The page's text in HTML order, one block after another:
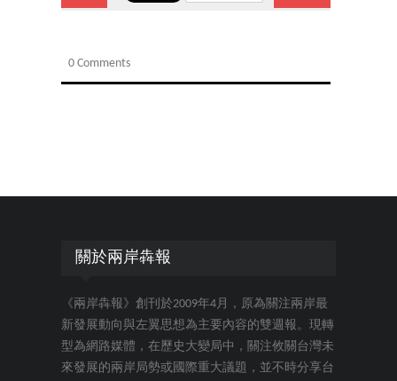
0 Comments
關於兩岸犇報
《兩岸犇報》創刊於2009年4月，原為關注兩岸最
新發展動向與左翼思想為主要內容的雙週報。現轉
型為網路媒體，在歷史大變局中，關注攸關台灣未
來發展的兩岸局勢或國際重大議題，並不時分享台